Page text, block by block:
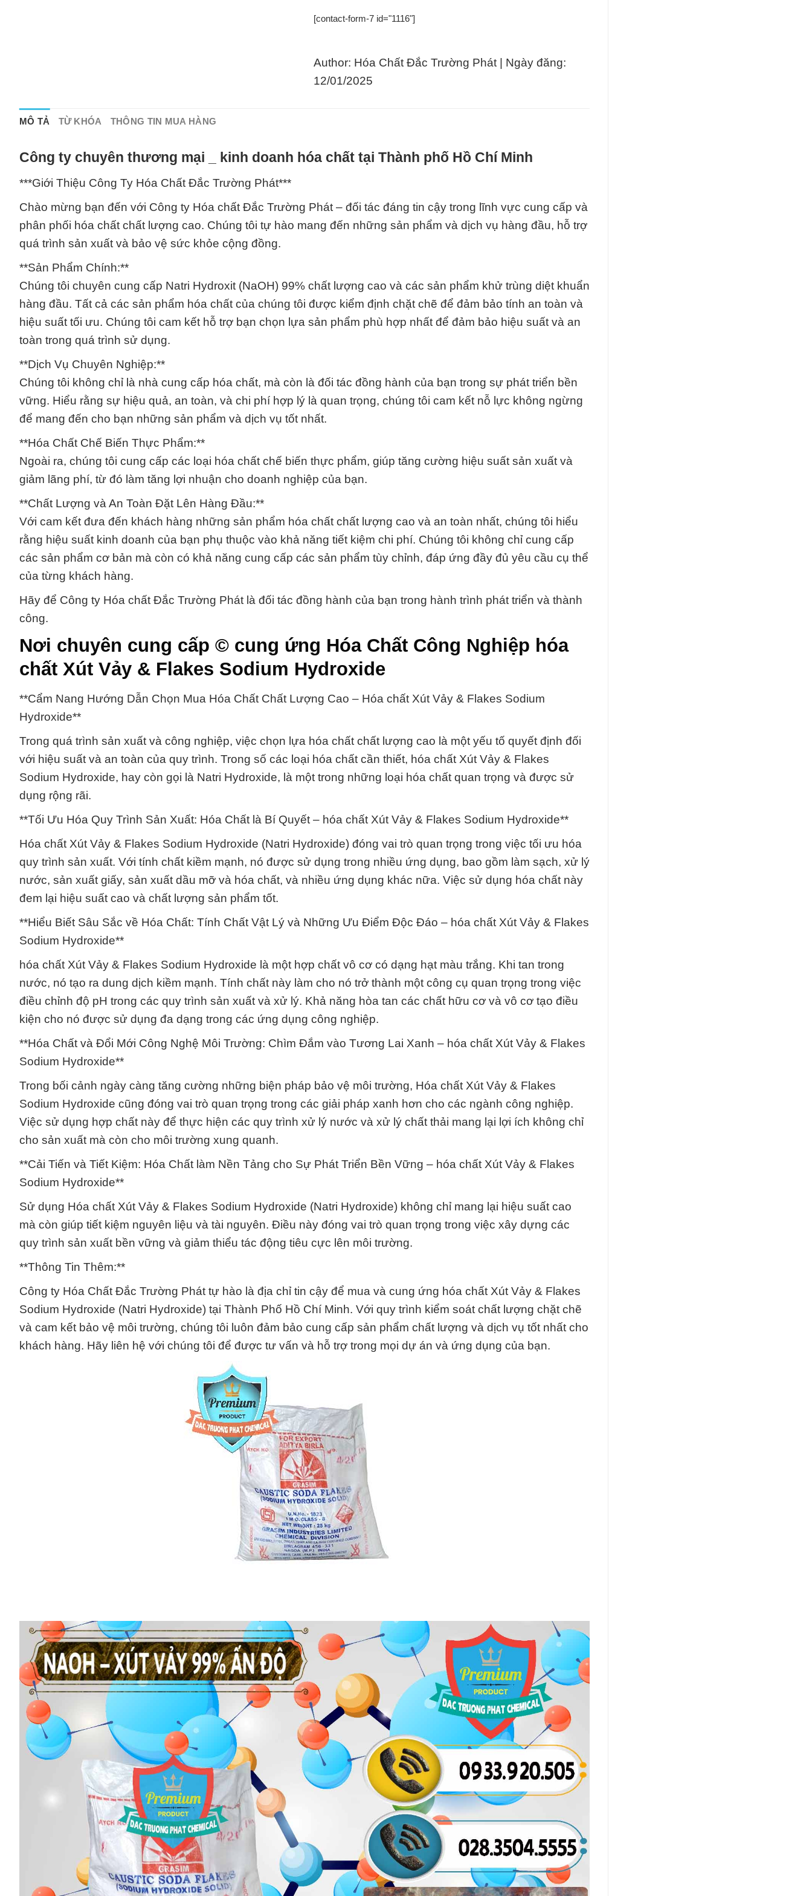
[contact-form-7 id="1116"]
Author: Hóa Chất Đắc Trường Phát | Ngày đăng:
12/01/2025
MÔ TẢ TỪ KHÓA THÔNG TIN MUA HÀNG
Công ty chuyên thương mại _ kinh doanh hóa chất tại Thành phố Hồ Chí Minh
***Giới Thiệu Công Ty Hóa Chất Đắc Trường Phát***
Chào mừng bạn đến với Công ty Hóa chất Đắc Trường Phát – đối tác đáng tin cậy trong lĩnh vực cung cấp và
phân phối hóa chất chất lượng cao. Chúng tôi tự hào mang đến những sản phẩm và dịch vụ hàng đầu, hỗ trợ
quá trình sản xuất và bảo vệ sức khỏe cộng đồng.
**Sản Phẩm Chính:**
Chúng tôi chuyên cung cấp Natri Hydroxit (NaOH) 99% chất lượng cao và các sản phẩm khử trùng diệt khuẩn
hàng đầu. Tất cả các sản phẩm hóa chất của chúng tôi được kiểm định chặt chẽ để đảm bảo tính an toàn và
hiệu suất tối ưu. Chúng tôi cam kết hỗ trợ bạn chọn lựa sản phẩm phù hợp nhất để đảm bảo hiệu suất và an
toàn trong quá trình sử dụng.
**Dịch Vụ Chuyên Nghiệp:**
Chúng tôi không chỉ là nhà cung cấp hóa chất, mà còn là đối tác đồng hành của bạn trong sự phát triển bền
vững. Hiểu rằng sự hiệu quả, an toàn, và chi phí hợp lý là quan trọng, chúng tôi cam kết nỗ lực không ngừng
để mang đến cho bạn những sản phẩm và dịch vụ tốt nhất.
**Hóa Chất Chế Biến Thực Phẩm:**
Ngoài ra, chúng tôi cung cấp các loại hóa chất chế biến thực phẩm, giúp tăng cường hiệu suất sản xuất và
giảm lãng phí, từ đó làm tăng lợi nhuận cho doanh nghiệp của bạn.
**Chất Lượng và An Toàn Đặt Lên Hàng Đầu:**
Với cam kết đưa đến khách hàng những sản phẩm hóa chất chất lượng cao và an toàn nhất, chúng tôi hiểu
rằng hiệu suất kinh doanh của bạn phụ thuộc vào khả năng tiết kiệm chi phí. Chúng tôi không chỉ cung cấp
các sản phẩm cơ bản mà còn có khả năng cung cấp các sản phẩm tùy chỉnh, đáp ứng đầy đủ yêu cầu cụ thể
của từng khách hàng.
Hãy để Công ty Hóa chất Đắc Trường Phát là đối tác đồng hành của bạn trong hành trình phát triển và thành
công.
Nơi chuyên cung cấp © cung ứng Hóa Chất Công Nghiệp hóa
chất Xút Vảy & Flakes Sodium Hydroxide
**Cẩm Nang Hướng Dẫn Chọn Mua Hóa Chất Chất Lượng Cao – Hóa chất Xút Vảy & Flakes Sodium
Hydroxide**
Trong quá trình sản xuất và công nghiệp, việc chọn lựa hóa chất chất lượng cao là một yếu tố quyết định đối
với hiệu suất và an toàn của quy trình. Trong số các loại hóa chất cần thiết, hóa chất Xút Vảy & Flakes
Sodium Hydroxide, hay còn gọi là Natri Hydroxide, là một trong những loại hóa chất quan trọng và được sử
dụng rộng rãi.
**Tối Ưu Hóa Quy Trình Sản Xuất: Hóa Chất là Bí Quyết – hóa chất Xút Vảy & Flakes Sodium Hydroxide**
Hóa chất Xút Vảy & Flakes Sodium Hydroxide (Natri Hydroxide) đóng vai trò quan trọng trong việc tối ưu hóa
quy trình sản xuất. Với tính chất kiềm mạnh, nó được sử dụng trong nhiều ứng dụng, bao gồm làm sạch, xử lý
nước, sản xuất giấy, sản xuất dầu mỡ và hóa chất, và nhiều ứng dụng khác nữa. Việc sử dụng hóa chất này
đem lại hiệu suất cao và chất lượng sản phẩm tốt.
**Hiểu Biết Sâu Sắc về Hóa Chất: Tính Chất Vật Lý và Những Ưu Điểm Độc Đáo – hóa chất Xút Vảy & Flakes
Sodium Hydroxide**
hóa chất Xút Vảy & Flakes Sodium Hydroxide là một hợp chất vô cơ có dạng hạt màu trắng. Khi tan trong
nước, nó tạo ra dung dịch kiềm mạnh. Tính chất này làm cho nó trở thành một công cụ quan trọng trong việc
điều chỉnh độ pH trong các quy trình sản xuất và xử lý. Khả năng hòa tan các chất hữu cơ và vô cơ tạo điều
kiện cho nó được sử dụng đa dạng trong các ứng dụng công nghiệp.
**Hóa Chất và Đổi Mới Công Nghệ Môi Trường: Chìm Đắm vào Tương Lai Xanh – hóa chất Xút Vảy & Flakes
Sodium Hydroxide**
Trong bối cảnh ngày càng tăng cường những biện pháp bảo vệ môi trường, Hóa chất Xút Vảy & Flakes
Sodium Hydroxide cũng đóng vai trò quan trọng trong các giải pháp xanh hơn cho các ngành công nghiệp.
Việc sử dụng hợp chất này để thực hiện các quy trình xử lý nước và xử lý chất thải mang lại lợi ích không chỉ
cho sản xuất mà còn cho môi trường xung quanh.
**Cải Tiến và Tiết Kiệm: Hóa Chất làm Nền Tảng cho Sự Phát Triển Bền Vững – hóa chất Xút Vảy & Flakes
Sodium Hydroxide**
Sử dụng Hóa chất Xút Vảy & Flakes Sodium Hydroxide (Natri Hydroxide) không chỉ mang lại hiệu suất cao
mà còn giúp tiết kiệm nguyên liệu và tài nguyên. Điều này đóng vai trò quan trọng trong việc xây dựng các
quy trình sản xuất bền vững và giảm thiểu tác động tiêu cực lên môi trường.
**Thông Tin Thêm:**
Công ty Hóa Chất Đắc Trường Phát tự hào là địa chỉ tin cậy để mua và cung ứng hóa chất Xút Vảy & Flakes
Sodium Hydroxide (Natri Hydroxide) tại Thành Phố Hồ Chí Minh. Với quy trình kiểm soát chất lượng chặt chẽ
và cam kết bảo vệ môi trường, chúng tôi luôn đảm bảo cung cấp sản phẩm chất lượng và dịch vụ tốt nhất cho
khách hàng. Hãy liên hệ với chúng tôi để được tư vấn và hỗ trợ trong mọi dự án và ứng dụng của bạn.